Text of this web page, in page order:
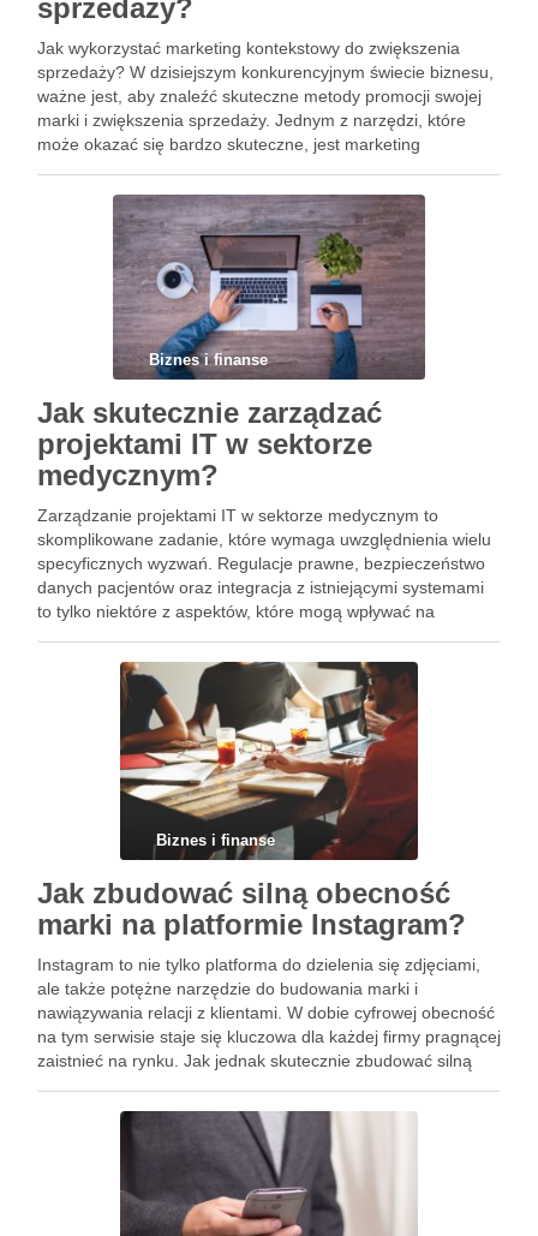
sprzedaży?
Jak wykorzystać marketing kontekstowy do zwiększenia
sprzedaży? W dzisiejszym konkurencyjnym świecie biznesu,
ważne jest, aby znaleźć skuteczne metody promocji swojej
marki i zwiększenia sprzedaży. Jednym z narzędzi, które
może okazać się bardzo skuteczne, jest marketing
marketing kontekstowy i jak go wykorzystać do …
Biznes i finanse
Jak skutecznie zarządzać
projektami IT w sektorze
medycznym?
Zarządzanie projektami IT w sektorze medycznym to
skomplikowane zadanie, które wymaga uwzględnienia wielu
specyficznych wyzwań. Regulacje prawne, bezpieczeństwo
danych pacjentów oraz integracja z istniejącymi systemami
to tylko niektóre z aspektów, które mogą wpływać na
potrzeb i technologii, kluczowe staje się opracowanie
elastycznego i …
Biznes i finanse
Jak zbudować silną obecność
marki na platformie Instagram?
Instagram to nie tylko platforma do dzielenia się zdjęciami,
ale także potężne narzędzie do budowania marki i
nawiązywania relacji z klientami. W dobie cyfrowej obecność
na tym serwisie staje się kluczowa dla każdej firmy pragnącej
zaistnieć na rynku. Jak jednak skutecznie zbudować silną